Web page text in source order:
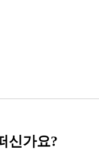
신가요?